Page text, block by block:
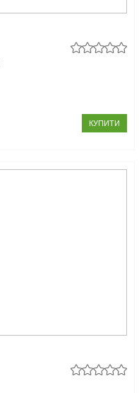
КУПИТИ